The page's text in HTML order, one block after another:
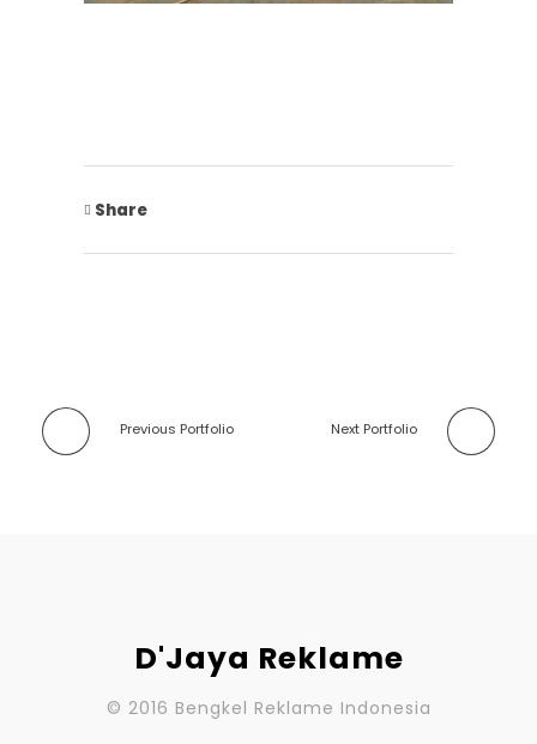
Share
Previous Portfolio Next Portfolio
D'Jaya Reklame
© 2016 Bengkel Reklame Indonesia